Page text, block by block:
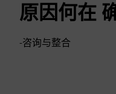
原因何在
-咨询与整合